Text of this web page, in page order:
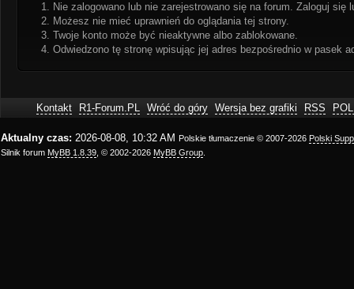
Nie zalogowano lub nie zarejestrowano się na forum. Zaloguj się
Możesz nie mieć uprawnień do oglądania tej strony.
Twoje konto może być nieaktywne albo zablokowane.
Odwiedzono tę stronę wpisując jej adres bezpośrednio w pasek
Kontakt R1-Forum.PL Wróć do góry Wersja bez grafiki RSS
Aktualny czas: 2026-08-08, 10:32 AM Polskie tłumaczenie © 2007-2026 Polski
Silnik forum MyBB 1.8.39 , © 2002-2026 MyBB Group